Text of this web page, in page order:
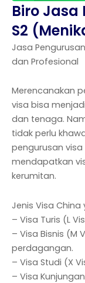
Biro Jasa
S2
Jasa
dan Profesional
Merencanakan
visa bisa
dan tenaga.
tidak perlu
pengurusan
mendapatkan
kerumitan.
Jenis Visa China
– Visa Turis (L
– Visa Bisnis (M
perdagangan.
– Visa Studi (X
– Visa